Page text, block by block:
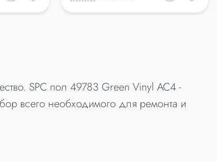
SPC пол 49783 Green Vinyl AC4 -
всего необходимого для ремонта и